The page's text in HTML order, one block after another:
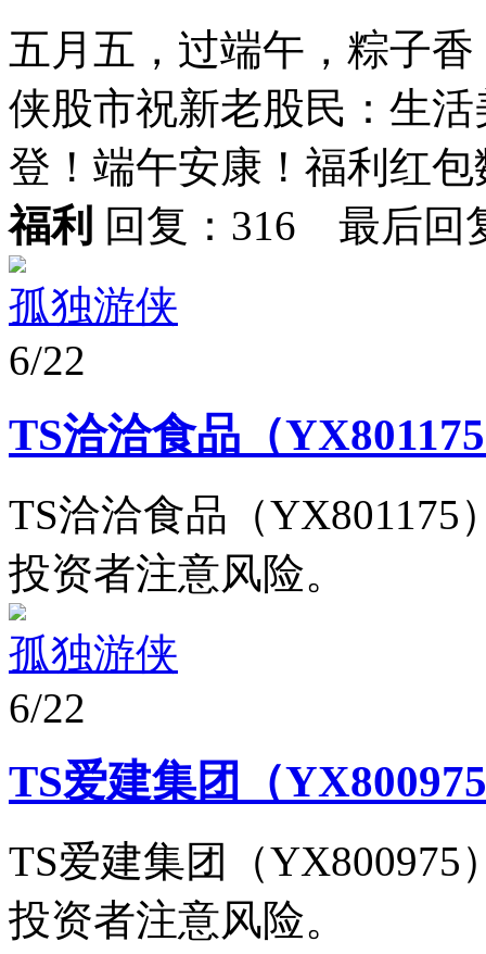
五月五，过端午，粽子
侠股市祝新老股民：生
登！端午安康！福利红
福利 回复：316 最后回
孤独游侠
6/22
TS洽洽食品（
TS洽洽食品（
投资者注意风险。
孤独游侠
6/22
TS爱建集团（
TS爱建集团（
投资者注意风险。